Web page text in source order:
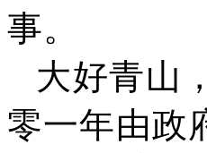
事。
大好青山
零一年由政